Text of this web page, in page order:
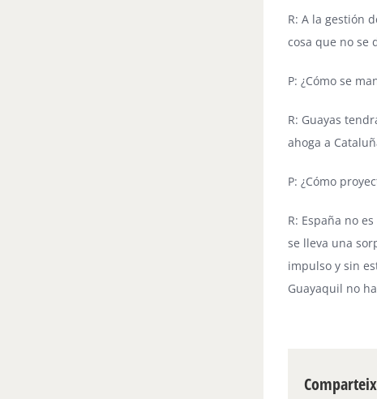
R: A la gestión
cosa que no se
P: ¿Cómo se
R: Guayas
ahoga a
P: ¿Cómo
R: España no
se lleva una
impulso y sin
Guayaquil no